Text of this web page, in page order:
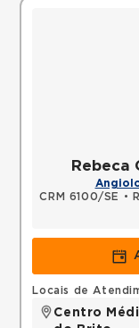
Rebeca
CRM 6100/SE
•
Locais de
Centro